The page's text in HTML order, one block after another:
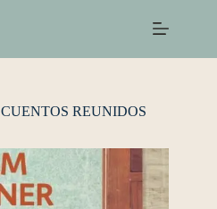
CUENTOS REUNIDOS